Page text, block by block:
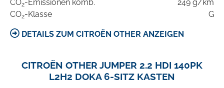
CO2-Emissionen komb.
249 g/km
CO2-Klasse G
DETAILS ZUM CITROËN OTHER ANZEIGEN
CITROËN OTHER JUMPER 2.2 HDI 140PK
L2H2 DOKA 6-SITZ KASTEN